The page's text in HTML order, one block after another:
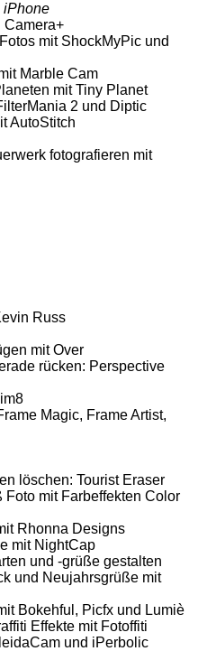
iPhone
mit ShockMyPic und
Marble Cam
mit Tiny Planet
2 und Diptic
AutoStitch
fotografieren mit
Russ
mit Over
rücken: Perspective
Magic, Frame Artist,
löschen: Tourist Eraser
Foto mit Farbeffekten Color
Rhonna Designs
mit NightCap
und -grüße gestalten
und Neujahrsgrüße mit
Bokehful, Picfx und Lumiè
Effekte mit Fotoffiti
und iPerbolic